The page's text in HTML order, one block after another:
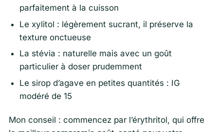
parfaitement à la cuisson
Le xylitol : légèrement sucrant, il préserve la
texture onctueuse
La stévia : naturelle mais avec un goût
particulier à doser prudemment
Le sirop d’agave en petites quantités : IG
modéré de 15
Mon conseil : commencez par l’érythritol, qui offre